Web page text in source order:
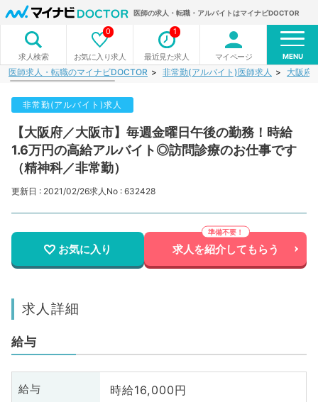
医師の求人・転職・アルバイトはマイナビDOCTOR
求人検索 お気に入り求人
0
最近見た求人
1
マイページ MENU
医師求人・転職のマイナビDOCTOR 非常勤(アルバイト)医師求人 大阪府
非常勤(アルバイト)求人
【大阪府／大阪市】毎週金曜日午後の勤務！時給
1.6万円の高給アルバイト◎訪問診療のお仕事です
（精神科／非常勤）
更新日 : 2021/02/26求人No : 632428
お気に入り 求人を紹介してもらう
求人詳細
給与
給与 時給16,000円